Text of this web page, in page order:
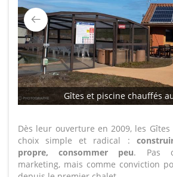
Gîtes et piscine chauffés
Dès leur ouverture en 2009, les
choix simple et radical :
propre, consommer peu. Pas
marketing, mais comme conviction